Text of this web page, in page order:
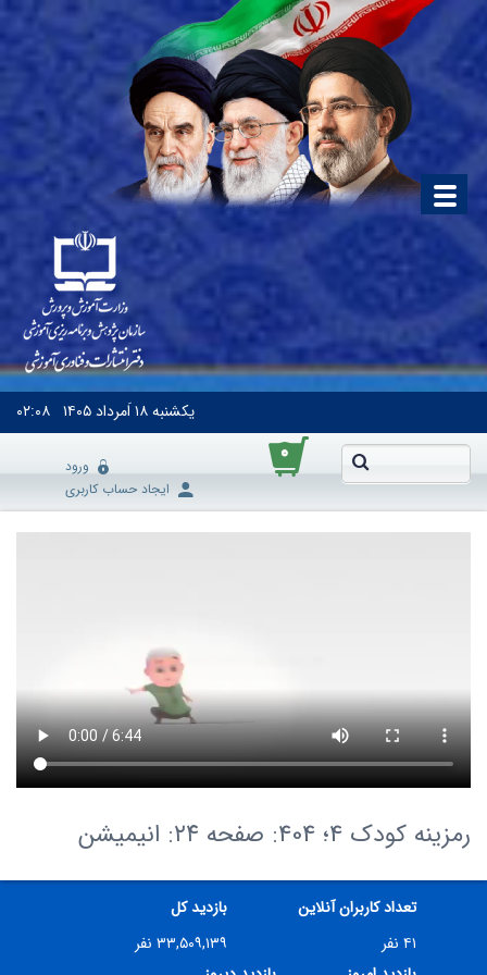
یکشنبه۱۸ اَمرداد ۱۴۰۵ ۰۲:۰۸
۰
ورود
ایجاد حساب کاربری
رمزینه کودک 4؛ 404: صفحه ۲۴: انیمیشن
تعداد کاربران آنلاین
۴۱ نفر
بازدید کل
۳۳,۵۰۹,۱۳۹ نفر